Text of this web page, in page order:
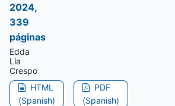
2024,
339
páginas
Edda
Lía
Crespo
HTML
(Spanish)
PDF
(Spanish)